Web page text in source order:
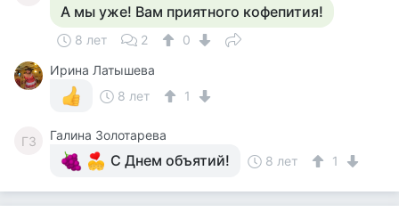
А мы уже! Вам приятного кофепития!
8 лет 2
0
Ирина Латышева
8 лет
1
ГЗ Галина Золотарева
С Днем объятий! 8 лет 1